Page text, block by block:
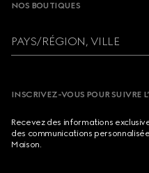
NOS BOUTIQUES
PAYS/RÉGION, VILLE
INSCRIVEZ-VOUS POUR SUIVRE
Recevez des informations
des communications
Maison.